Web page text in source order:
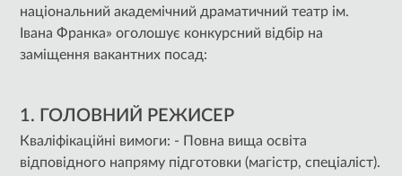
національний академічний драматичний театр ім.
Івана Франка» оголошує конкурсний відбір на
заміщення вакантних посад:
1. ГОЛОВНИЙ РЕЖИСЕР
Кваліфікаційні вимоги: - Повна вища освіта
відповідного напряму підготовки (магістр, спеціаліст).